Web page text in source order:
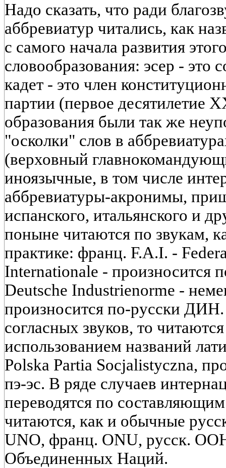
Надо сказать, что ради
аббревиатур читались, как
с самого начала развития
словообразования: эсер - это
кадет - это член
партии (первое десятилетие
образования были так же
"осколки" слов в
(верховный
иноязычные, в том числе
аббревиатуры-акронимы,
испанского, итальянского и
поныне читаются по звукам,
практике: франц. F.A.I. -
Internationale -
Deutsche Industrienorme -
произносится по-русски
согласных звуков, то
использованием названий
Polska Partia Socjalistyczna,
пэ-эс. В ряде случаев
переводятся по
читаются, как и обычные
UNO, франц. ONU, русск.
Объединенных Наций.